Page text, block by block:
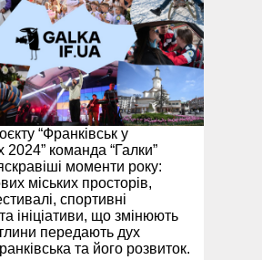
“Франківськ у
2024” команда “Галки”
моменти року:
міських просторів,
спортивні
ініціативи, що змінюють
передають дух
та його розвиток.